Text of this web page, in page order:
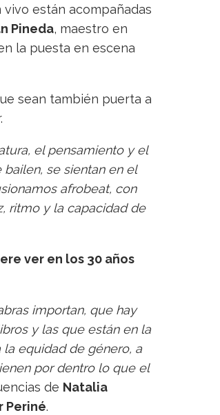
vivo están acompañadas
Pineda, maestro en
la puesta en escena
sean también puerta a
el pensamiento y el
se sientan en el
afrobeat, con
ritmo y la capacidad de
ver en los 30 años
importan, que hay
y las que están en la
equidad de género, a
por dentro lo que el
de Natalia
Periné.